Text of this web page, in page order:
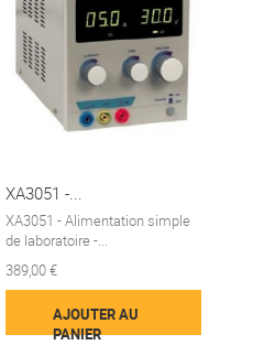
XA3051 -...
XA3051 - Alimentation simple
de laboratoire -...
389,00 €
AJOUTER AU
PANIER